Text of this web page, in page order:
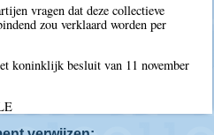
vragen dat deze collectieve
zou verklaard worden per
koninklijk besluit van 11 november